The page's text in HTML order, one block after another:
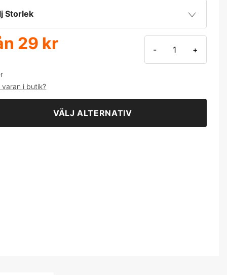
Storlek
29 kr - +
varan i butik?
VÄLJ ALTERNATIV